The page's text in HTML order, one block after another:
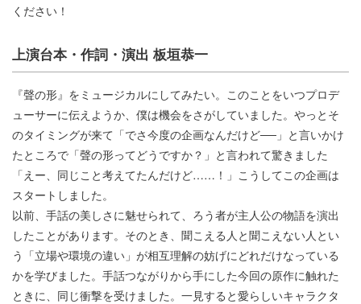
ください！
上演台本・作詞・演出 板垣恭一
『聲の形』をミュージカルにしてみたい。このことをいつプロデ
ューサーに伝えようか、僕は機会をさがしていました。やっとそ
のタイミングが来て「でさ今度の企画なんだけど──」と言いかけ
たところで「聲の形ってどうですか？」と言われて驚きました
「えー、同じこと考えてたんだけど……！」こうしてこの企画は
スタートしました。
以前、手話の美しさに魅せられて、ろう者が主人公の物語を演出
したことがあります。そのとき、聞こえる人と聞こえない人とい
う「立場や環境の違い」が相互理解の妨げにどれだけなっている
かを学びました。手話つながりから手にした今回の原作に触れた
ときに、同じ衝撃を受けました。一見すると愛らしいキャラクタ